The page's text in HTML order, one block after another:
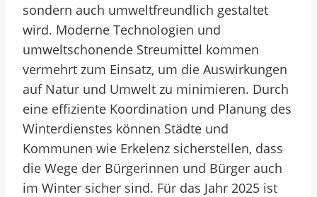
sondern auch umweltfreundlich gestaltet
wird. Moderne Technologien und
umweltschonende Streumittel kommen
vermehrt zum Einsatz, um die Auswirkungen
auf Natur und Umwelt zu minimieren. Durch
eine effiziente Koordination und Planung des
Winterdienstes können Städte und
Kommunen wie Erkelenz sicherstellen, dass
die Wege der Bürgerinnen und Bürger auch
im Winter sicher sind. Für das Jahr 2025 ist